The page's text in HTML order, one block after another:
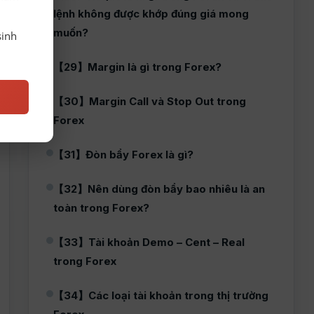
lệnh không được khớp đúng giá mong
muốn?
【29】Margin là gì trong Forex?
【30】Margin Call và Stop Out trong
Forex
【31】Đòn bẩy Forex là gì?
【32】Nên dùng đòn bẩy bao nhiêu là an
toàn trong Forex?
【33】Tài khoản Demo – Cent – Real
trong Forex
【34】Các loại tài khoản trong thị trường